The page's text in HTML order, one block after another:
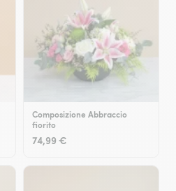
Composizione Abbraccio
fiorito
74,99 €